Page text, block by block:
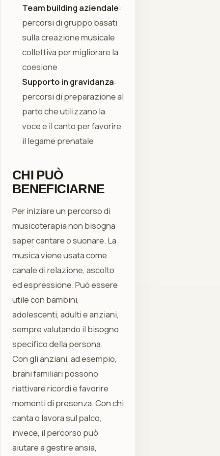
Team building aziendale:
percorsi di gruppo basati
sulla creazione musicale
collettiva per migliorare la
coesione
Supporto in gravidanza:
percorsi di preparazione al
parto che utilizzano la
voce e il canto per favorire
il legame prenatale
CHI PUÒ
BENEFICIARNE
Per iniziare un percorso di
musicoterapia non bisogna
saper cantare o suonare. La
musica viene usata come
canale di relazione, ascolto
ed espressione. Può essere
utile con bambini,
adolescenti, adulti e anziani,
sempre valutando il bisogno
specifico della persona.
Con gli anziani, ad esempio,
brani familiari possono
riattivare ricordi e favorire
momenti di presenza. Con chi
canta o lavora sul palco,
invece, il percorso può
aiutare a gestire ansia,